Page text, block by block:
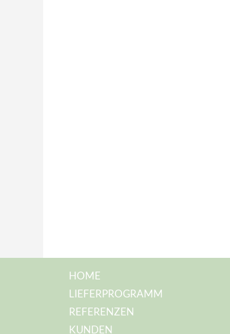
HOME
LIEFERPROGRAMM
REFERENZEN
KUNDEN